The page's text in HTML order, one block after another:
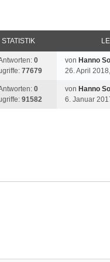
t
e
r
B
e
t
r
STATISTIK
0
77679
von Hanno
26. April
0
91582
von Hanno
6. Januar